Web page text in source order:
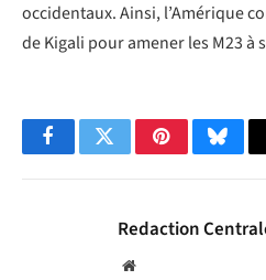
occidentaux. Ainsi, l’Amérique
de Kigali pour amener les M23 à
FacebookTwitterPinterest
Redaction
Website